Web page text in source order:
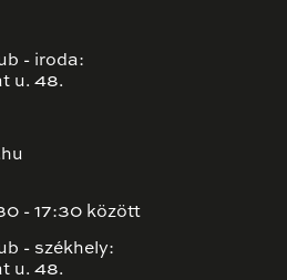
- iroda:
u. 48.
- 17:30 között
- székhely:
u. 48.